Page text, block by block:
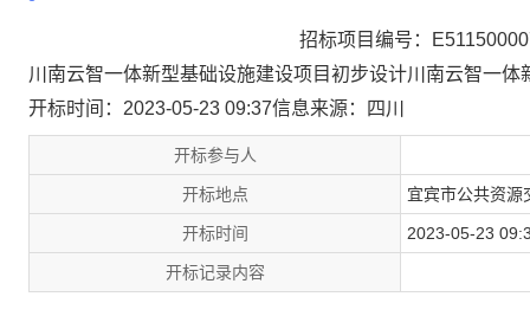
招标项目编号：
川南云智一体新型基础设施建设项目初步设计川南云智一
开标时间：2023-05-23 09:37信息来源： 四川
开标参与人
开标地点 宜宾市公共资源
开标时间 2023-05-23
开标记录内容